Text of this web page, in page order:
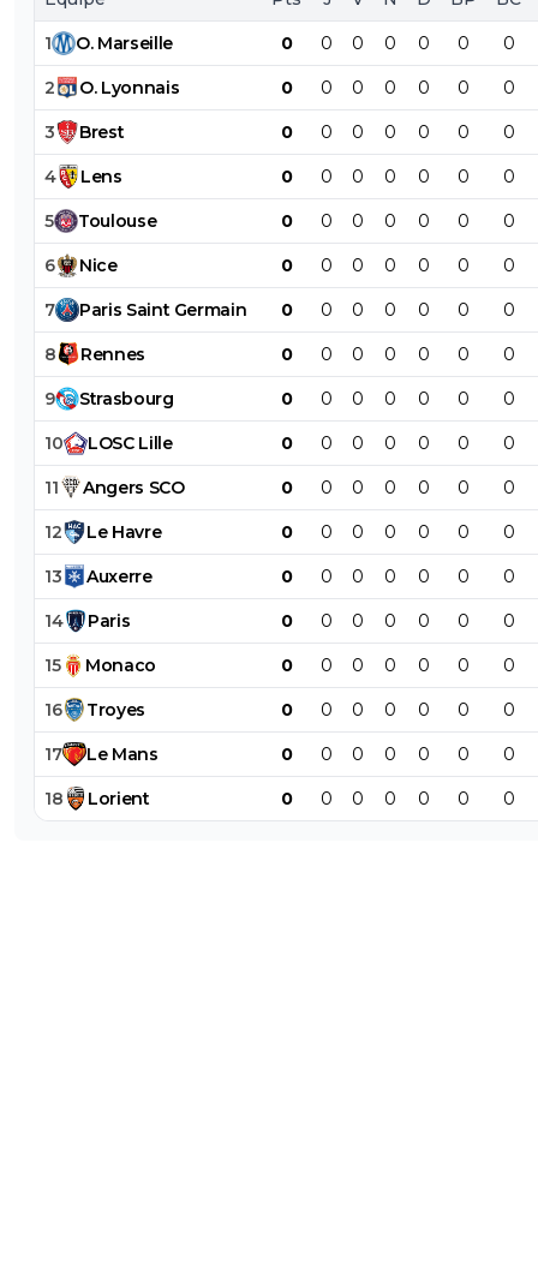
1 O. Marseille 0 0 0 0 0 0 0
2 O. Lyonnais 0 0 0 0 0 0 0
3 Brest 0 0 0 0 0 0 0
4 Lens 0 0 0 0 0 0 0
5 Toulouse 0 0 0 0 0 0 0
6 Nice 0 0 0 0 0 0 0
7 Paris Saint Germain 0 0 0 0 0 0 0
8 Rennes 0 0 0 0 0 0 0
9 Strasbourg 0 0 0 0 0 0 0
10 LOSC Lille 0 0 0 0 0 0 0
11 Angers SCO 0 0 0 0 0 0 0
12 Le Havre 0 0 0 0 0 0 0
13 Auxerre 0 0 0 0 0 0 0
14 Paris 0 0 0 0 0 0 0
15 Monaco 0 0 0 0 0 0 0
16 Troyes 0 0 0 0 0 0 0
17 Le Mans 0 0 0 0 0 0 0
18 Lorient 0 0 0 0 0 0 0